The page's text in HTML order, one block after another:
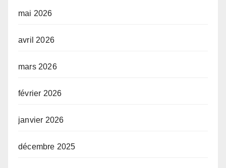
mai 2026
avril 2026
mars 2026
février 2026
janvier 2026
décembre 2025